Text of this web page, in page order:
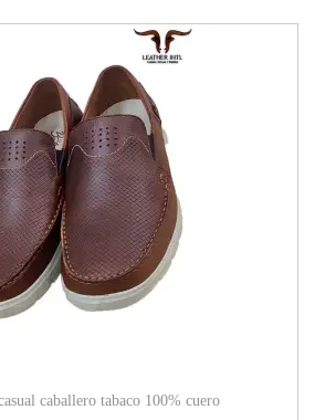
caballero tabaco 100% cuero